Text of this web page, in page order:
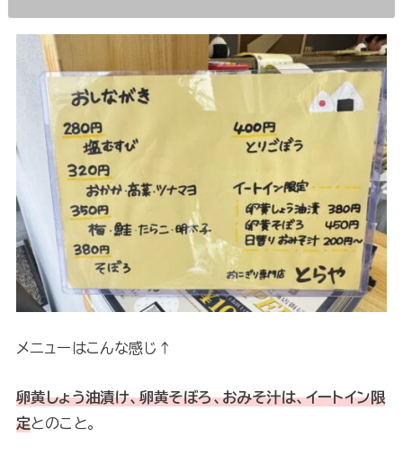
メニューはこんな感じ↑
卵黄しょう油漬け、卵黄そぼろ、おみそ汁は、イートイン限
定とのこと。